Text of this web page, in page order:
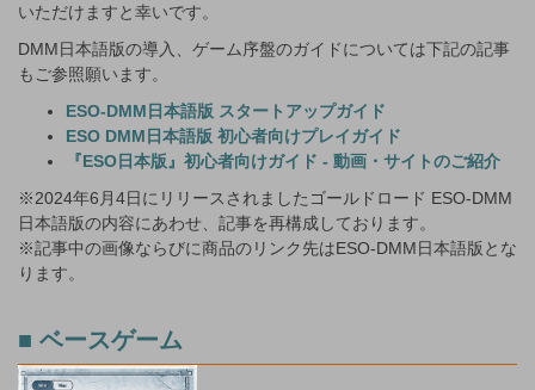
いただけますと幸いです。
DMM日本語版の導入、ゲーム序盤のガイドについては下記の記事
もご参照願います。
ESO-DMM日本語版 スタートアップガイド
ESO DMM日本語版 初心者向けプレイガイド
『ESO日本版』初心者向けガイド - 動画・サイトのご紹介
※2024年6月4日にリリースされましたゴールドロード ESO-DMM
日本語版の内容にあわせ、記事を再構成しております。
※記事中の画像ならびに商品のリンク先はESO-DMM日本語版とな
ります。
■ ベースゲーム